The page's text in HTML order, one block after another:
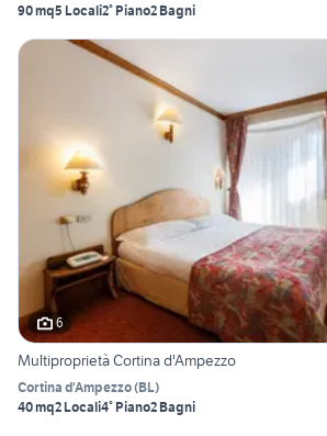
90 mq5 Locali2° Piano2 Bagni
6
Multiproprietà Cortina d'Ampezzo
Cortina d'Ampezzo(BL)
40 mq2 Locali4° Piano2 Bagni